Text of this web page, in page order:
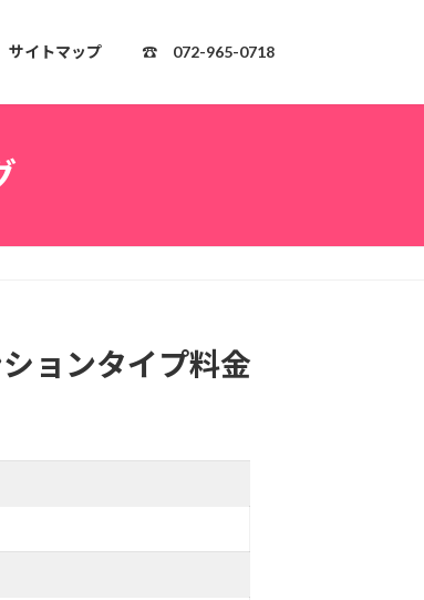
サイトマップ ☎ 072-965-0718
ョンタイプ料金